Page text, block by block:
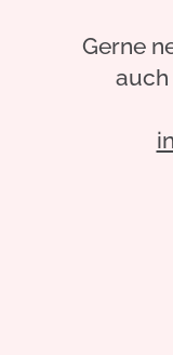
Gerne
auch